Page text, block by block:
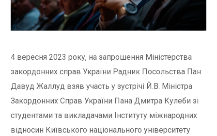
4 вересня 2023 року, на запрошення Міністерства
закордонних справ України Радник Посольства Пан
Давуд Жаллуд взяв участь у зустрічі Й.В. Міністра
Закордонних Справ України Пана Дмитра Кулеби зі
студентами та викладачами Інституту міжнародних
відносин Київського національного університету